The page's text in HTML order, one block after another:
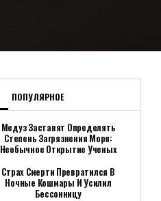
ПОПУЛЯРНОЕ
Медуз Заставят Определять
Степень Загрязнения Моря:
Необычное Открытие Ученых
Страх Смерти Превратился В
Ночные Кошмары И Усилил
Бессонницу